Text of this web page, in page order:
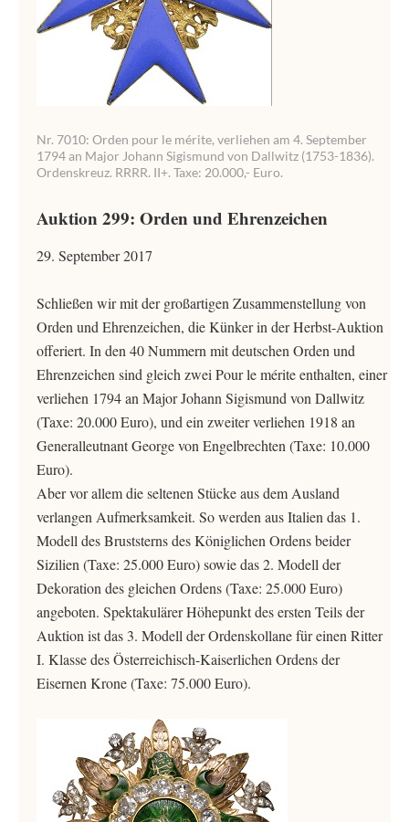
Nr. 7010: Orden pour le mérite, verliehen am 4. September
1794 an Major Johann Sigismund von Dallwitz (1753-1836).
Ordenskreuz. RRRR. II+. Taxe: 20.000,- Euro.
Auktion 299: Orden und Ehrenzeichen
29. September 2017
Schließen wir mit der großartigen Zusammenstellung von
Orden und Ehrenzeichen, die Künker in der Herbst-Auktion
offeriert. In den 40 Nummern mit deutschen Orden und
Ehrenzeichen sind gleich zwei Pour le mérite enthalten, einer
verliehen 1794 an Major Johann Sigismund von Dallwitz
(Taxe: 20.000 Euro), und ein zweiter verliehen 1918 an
Generalleutnant George von Engelbrechten (Taxe: 10.000
Euro).
Aber vor allem die seltenen Stücke aus dem Ausland
verlangen Aufmerksamkeit. So werden aus Italien das 1.
Modell des Bruststerns des Königlichen Ordens beider
Sizilien (Taxe: 25.000 Euro) sowie das 2. Modell der
Dekoration des gleichen Ordens (Taxe: 25.000 Euro)
angeboten. Spektakulärer Höhepunkt des ersten Teils der
Auktion ist das 3. Modell der Ordenskollane für einen Ritter
I. Klasse des Österreichisch-Kaiserlichen Ordens der
Eisernen Krone (Taxe: 75.000 Euro).